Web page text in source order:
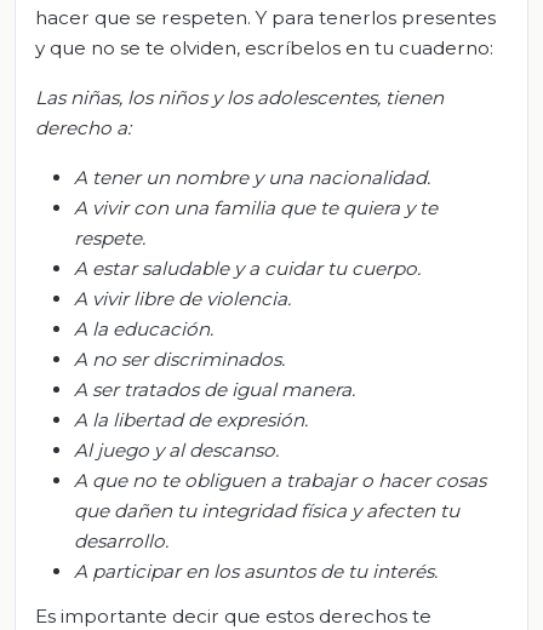
hacer que se respeten. Y para tenerlos presentes
y que no se te olviden, escríbelos en tu cuaderno:
Las niñas, los niños y los adolescentes, tienen
derecho a:
A tener un nombre y una nacionalidad.
A vivir con una familia que te quiera y te
respete.
A estar saludable y a cuidar tu cuerpo.
A vivir libre de violencia.
A la educación.
A no ser discriminados.
A ser tratados de igual manera.
A la libertad de expresión.
Al juego y al descanso.
A que no te obliguen a trabajar o hacer cosas
que dañen tu integridad física y afecten tu
desarrollo.
A participar en los asuntos de tu interés.
Es importante decir que estos derechos te